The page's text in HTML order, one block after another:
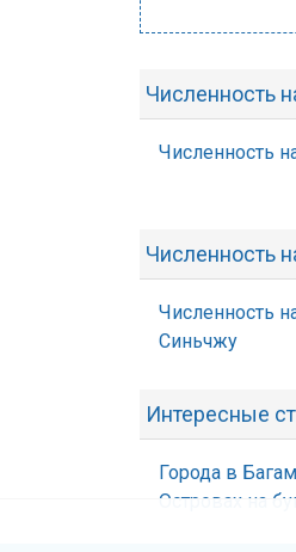
Численность
Численность
Численность
Численность
Синьчжу
Интересные
Города в
Островах на